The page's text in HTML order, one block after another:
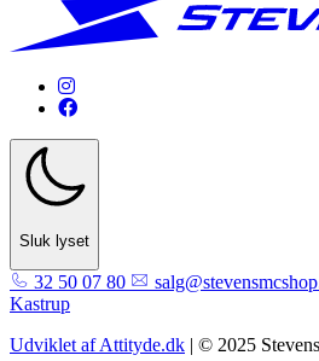
Sluk lyset
32 50 07 80
Kastrup
Udviklet af Attityde.dk | © 2025